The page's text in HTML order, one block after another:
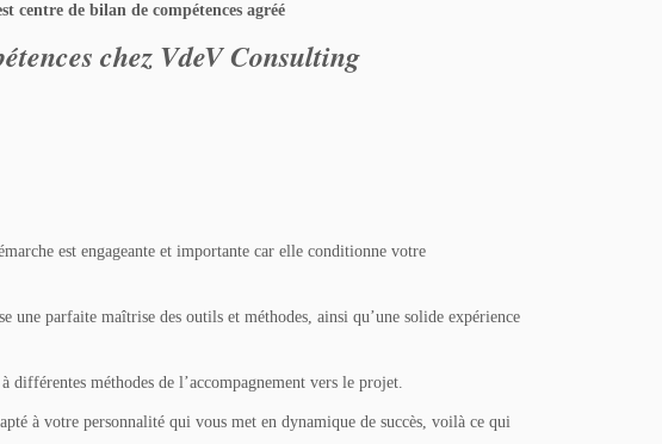
centre de bilan de compétences agréé
chez VdeV Consulting
est engageante et importante car elle conditionne votre
une parfaite maîtrise des outils et méthodes, ainsi qu’une solide expérience
méthodes de l’accompagnement vers le projet.
à votre personnalité qui vous met en dynamique de succès, voilà ce qui